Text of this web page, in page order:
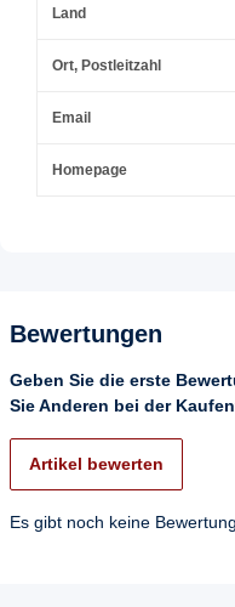
Land
Ort, Postleitzahl
Email
Homepage
Bewertungen
Geben Sie die erste
Sie Anderen bei der
Artikel bewerten
Es gibt noch keine